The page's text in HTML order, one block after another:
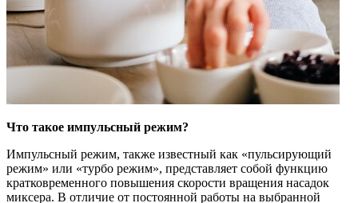
Что такое импульсный режим?
Импульсный режим, также известный как «пульсирующий
режим» или «турбо режим», представляет собой функцию
кратковременного повышения скорости вращения насадок
миксера. В отличие от постоянной работы на выбранной